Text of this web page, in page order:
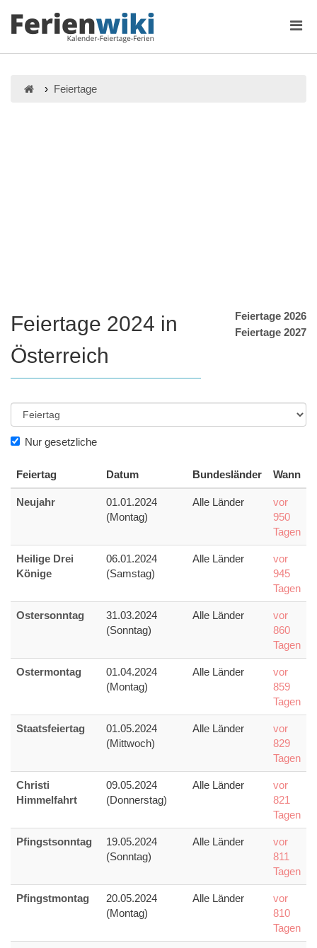
Feiertage
Feiertage 2024 in
Österreich
Feiertage 2026
Feiertage 2027
Nur gesetzliche
Feiertag Datum Bundesländer Wann
Neujahr
01.01.2024
(Montag)
Alle Länder
vor
950
Tagen
Heilige Drei
Könige
06.01.2024
(Samstag)
Alle Länder
vor
945
Tagen
Ostersonntag
31.03.2024
(Sonntag)
Alle Länder
vor
860
Tagen
Ostermontag
01.04.2024
(Montag)
Alle Länder
vor
859
Tagen
Staatsfeiertag
01.05.2024
(Mittwoch)
Alle Länder
vor
829
Tagen
Christi
Himmelfahrt
09.05.2024
(Donnerstag)
Alle Länder
vor
821
Tagen
Pfingstsonntag
19.05.2024
(Sonntag)
Alle Länder
vor
811
Tagen
Pfingstmontag
20.05.2024
(Montag)
Alle Länder
vor
810
Tagen